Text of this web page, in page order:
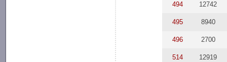
494 12742
495 8940
496 2700
514 12919